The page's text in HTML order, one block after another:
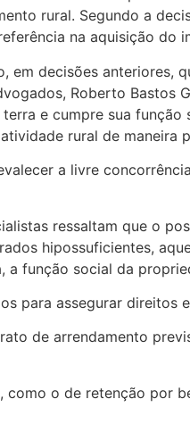
rural. Segundo a
na aquisição do
decisões anteriores,
Roberto Bastos
e cumpre sua função
rural de maneira
a livre
ressaltam que o
hipossuficientes,
função social da
para assegurar direitos
de arrendamento
o de retenção por